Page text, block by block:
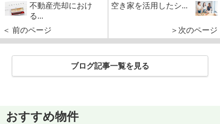
不動産売却におけ
る...
＜ 前のページ
空き家を活用したシ...
＞次のページ
ブログ記事一覧を見る
おすすめ物件